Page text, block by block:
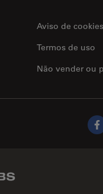
Aviso de cookies
Não vender ou
Termos de uso